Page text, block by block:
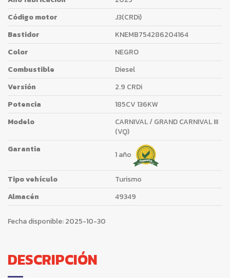
Código motor
J3(CRDi)
Bastidor
KNEMB754286204164
Color
NEGRO
Combustible
Diesel
Versión
2.9 CRDi
Potencia
185CV 136KW
Modelo
CARNIVAL / GRAND CARNIVAL III
(VQ)
Garantia
1 año
Tipo vehículo
Turismo
Almacén
49349
Fecha disponible:2025-10-30
DESCRIPCIÓN